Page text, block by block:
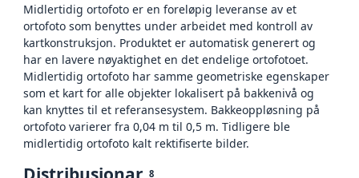
Midlertidig ortofoto er en foreløpig leveranse av et
ortofoto som benyttes under arbeidet med kontroll av
kartkonstruksjon. Produktet er automatisk generert og
har en lavere nøyaktighet en det endelige ortofotoet.
Midlertidig ortofoto har samme geometriske egenskaper
som et kart for alle objekter lokalisert på bakkenivå og
kan knyttes til et referansesystem. Bakkeoppløsning på
ortofoto varierer fra 0,04 m til 0,5 m. Tidligere ble
midlertidig ortofoto kalt rektifiserte bilder.
8